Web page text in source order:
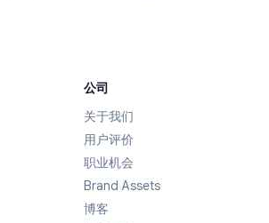
公司
关于我们
用户评价
职业机会
Brand Assets
博客